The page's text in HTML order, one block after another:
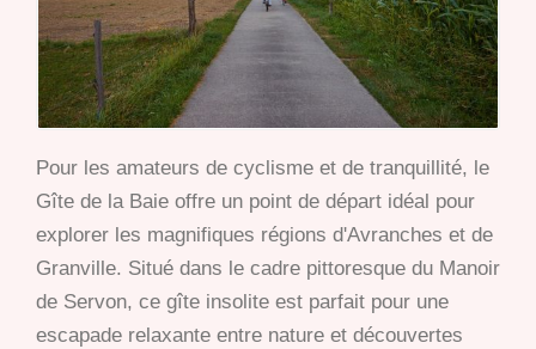
Pour les amateurs de cyclisme et de tranquillité, le
Gîte de la Baie offre un point de départ idéal pour
explorer les magnifiques régions d'Avranches et de
Granville. Situé dans le cadre pittoresque du Manoir
de Servon, ce gîte insolite est parfait pour une
escapade relaxante entre nature et découvertes